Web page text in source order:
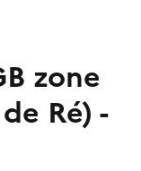
zone
Ré) -